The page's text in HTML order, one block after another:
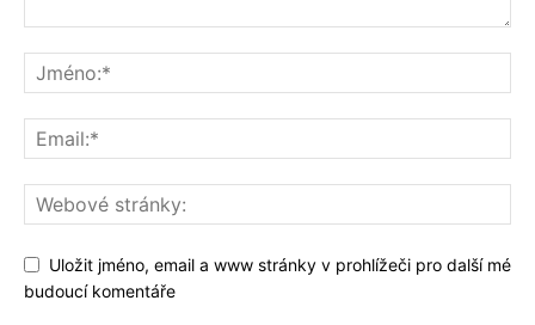
Uložit jméno, email a www stránky v prohlížeči pro další mé
budoucí komentáře